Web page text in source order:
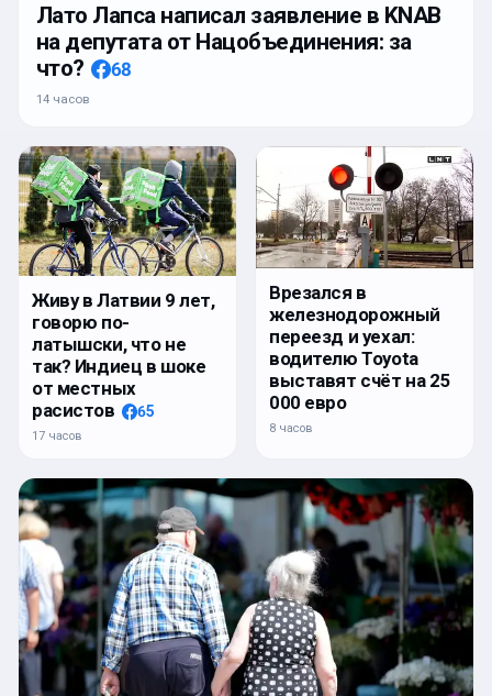
Лато Лапса написал заявление в KNAB
на депутата от Нацобъединения: за
что?
68
14 часов
Живу в Латвии 9 лет,
говорю по-
латышски, что не
так? Индиец в шоке
от местных
расистов
65
17 часов
Врезался в
железнодорожный
переезд и уехал:
водителю Toyota
выставят счёт на 25
000 евро
8 часов